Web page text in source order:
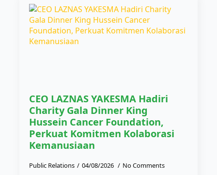
CEO LAZNAS YAKESMA Hadiri
Charity Gala Dinner King
Hussein Cancer Foundation,
Perkuat Komitmen Kolaborasi
Kemanusiaan
Public Relations 04/08/2026 No Comments